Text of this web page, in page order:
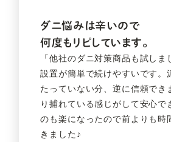
ダニ悩みは辛いので
何度もリピしています。
「他社のダニ対策商品も試しま
設置が簡単で続けやすいです。
たっていない分、逆に信頼でき
り捕れている感じがして安心で
のも楽になったので前よりも時
きました♪